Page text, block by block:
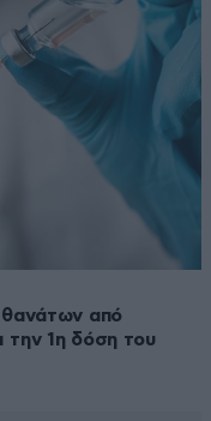
από
την 1η δόση του